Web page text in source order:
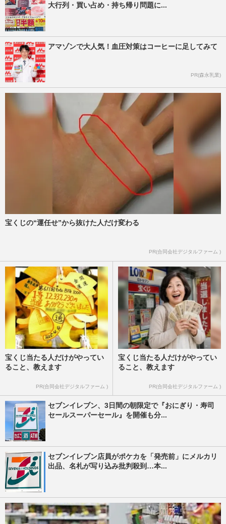
大行列・買い占め・持ち帰り問題に...
アマゾンで大人気！血圧対策はコーヒーに足してみて
PR(森永乳業)
宝くじの“運任せ”から抜けた人だけ変わる
PR(合同会社デジタルファーム )
宝くじ当たる人だけがやってい
ること、教えます
PR(合同会社デジタルファーム )
宝くじ当たる人だけがやってい
ること、教えます
PR(合同会社デジタルファーム )
セブンイレブン、3日間の朝限定で『おにぎり・寿司
セールスーパーセール』を開催も分...
セブンイレブン店員がポケカを「発売前」にメルカリ
出品、名札が写り込み批判殺到…本...